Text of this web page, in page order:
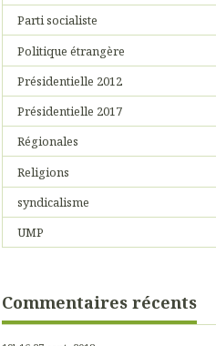
Parti socialiste
Politique étrangère
Présidentielle 2012
Présidentielle 2017
Régionales
Religions
syndicalisme
UMP
Commentaires récents